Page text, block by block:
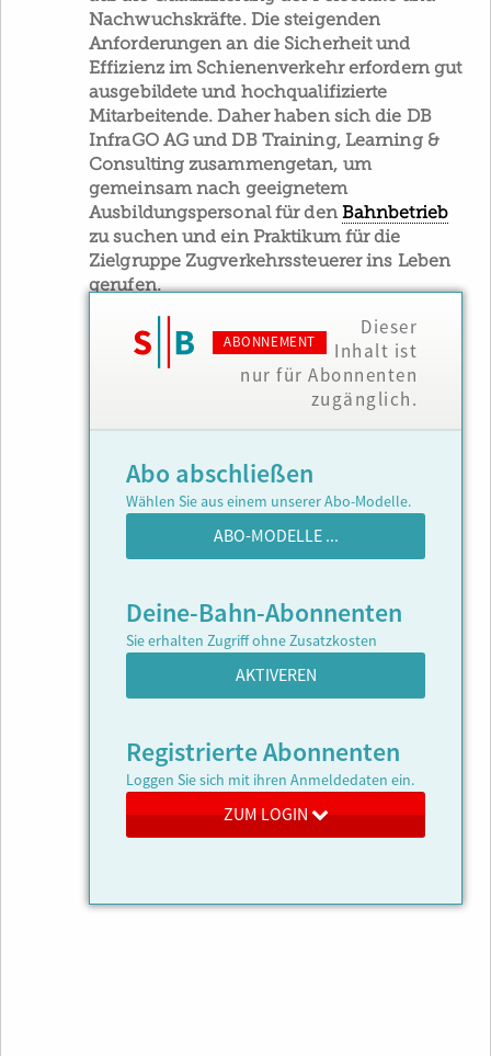
Nachwuchskräfte. Die steigenden
Anforderungen an die Sicherheit und
Effizienz im Schienenverkehr erfordern gut
ausgebildete und hochqualifizierte
Mitarbeitende. Daher haben sich die DB
InfraGO AG und DB Training, Learning &
Consulting zusammengetan, um
gemeinsam nach geeignetem
Ausbildungspersonal für den Bahnbetrieb
zu suchen und ein Praktikum für die
Zielgruppe Zugverkehrssteuerer ins Leben
gerufen.
ABONNEMENT
Dieser
Inhalt ist
nur für Abonnenten
zugänglich.
Abo abschließen
Wählen Sie aus einem unserer Abo-Modelle.
ABO-MODELLE ...
Deine-Bahn-Abonnenten
Sie erhalten Zugriff ohne Zusatzkosten
AKTIVEREN
Registrierte Abonnenten
Loggen Sie sich mit ihren Anmeldedaten ein.
ZUM LOGIN